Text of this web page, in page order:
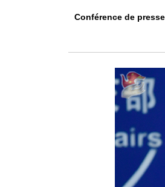
Conférence de